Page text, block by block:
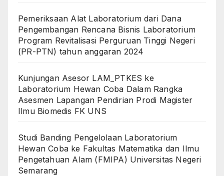
Pemeriksaan Alat Laboratorium dari Dana
Pengembangan Rencana Bisnis Laboratorium
Program Revitalisasi Perguruan Tinggi Negeri
(PR-PTN) tahun anggaran 2024
Kunjungan Asesor LAM_PTKES ke
Laboratorium Hewan Coba Dalam Rangka
Asesmen Lapangan Pendirian Prodi Magister
Ilmu Biomedis FK UNS
Studi Banding Pengelolaan Laboratorium
Hewan Coba ke Fakultas Matematika dan Ilmu
Pengetahuan Alam (FMIPA) Universitas Negeri
Semarang